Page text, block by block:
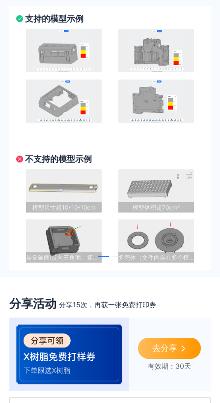
支持的模型示例
不支持的模型示例
模型尺寸超10*10*10cm 模型体积超70cm³
分享活动 分享15次，再获一张免费打印券
去分享
有效期：30天